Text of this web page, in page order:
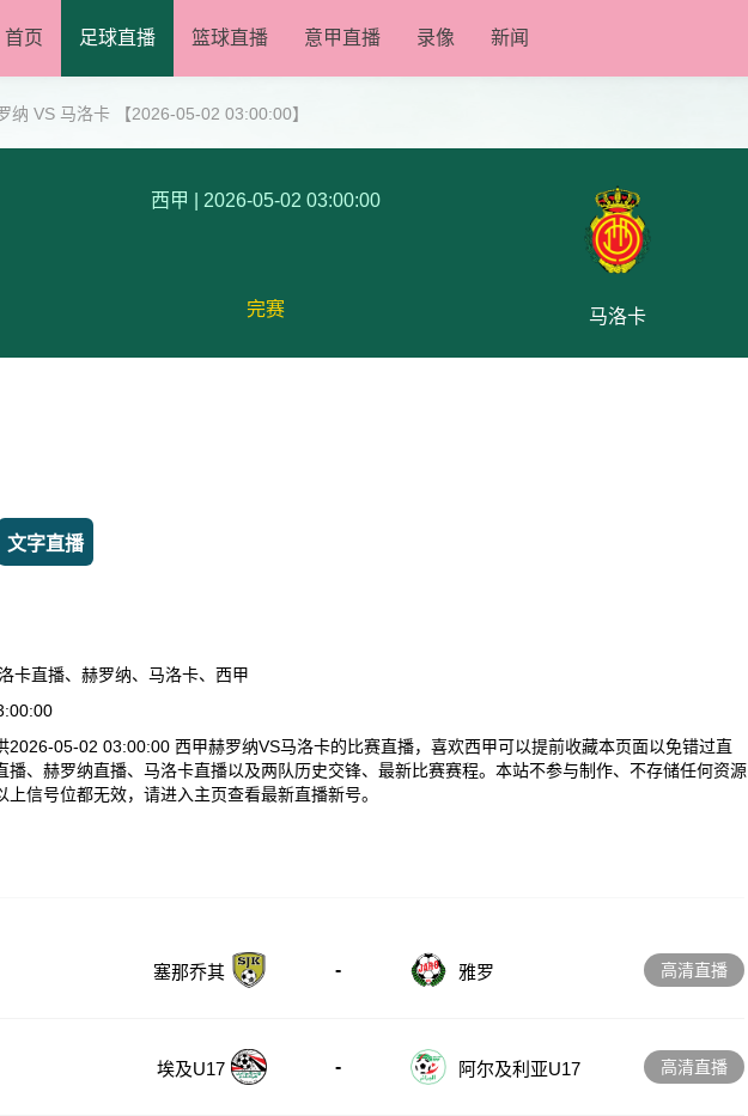
首页 足球直播 篮球直播 意甲直播 录像 新闻
纳 VS 马洛卡 【2026-05-02 03:00:00】
西甲 2026-05-02 03:00:00
完赛 马洛卡
文字直播
卡直播、赫罗纳、马洛卡、西甲
2026-05-02 03:00:00 西甲赫罗纳VS马洛卡的比赛直播，喜欢西甲可以提前收藏本页面以免错过直
播、赫罗纳直播、马洛卡直播以及两队历史交锋、最新比赛赛程。本站不参与制作、不存储任何资源
信号位都无效，请进入主页查看最新直播新号。
塞那乔其 - 雅罗 高清直播
埃及U17 - 阿尔及利亚U17 高清直播